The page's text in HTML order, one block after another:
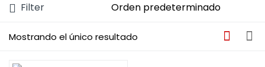
Mostrando el único resultado
Filter Remember me Lost password?
LOG IN